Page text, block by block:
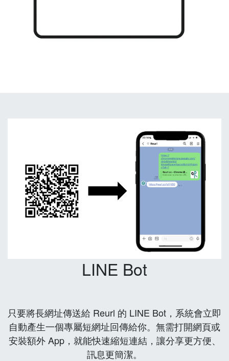
LINE Bot
只要將長網址傳送給 Reurl 的 LINE Bot，系統會立即
自動產生一個專屬短網址回傳給你。無需打開網頁或
安裝額外 App，就能快速縮短連結，讓分享更方便、
訊息更簡潔。